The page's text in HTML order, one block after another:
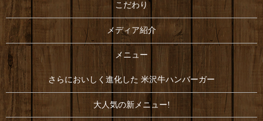
こだわり
メディア紹介
メニュー
さらにおいしく進化した 米沢牛ハンバーガー
大人気の新メニュー!